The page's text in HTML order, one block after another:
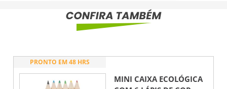
PRONTO EM 48 HRS
MINI CAIXA ECOLÓGICA